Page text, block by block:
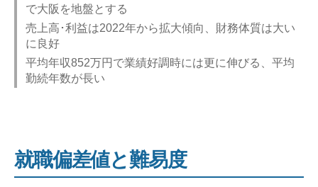
で大阪を地盤とする
売上高･利益は2022年から拡大傾向、財務体質は大い
に良好
平均年収852万円で業績好調時には更に伸びる、平均
勤続年数が長い
就職偏差値と難易度